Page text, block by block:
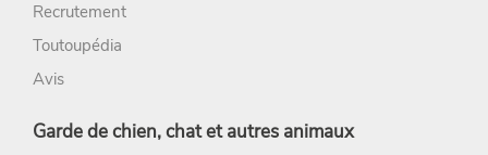
Recrutement
Toutoupédia
Avis
Garde de chien, chat et autres animaux